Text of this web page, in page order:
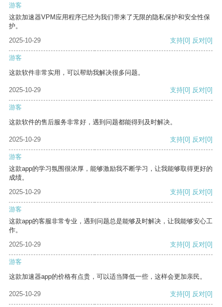
游客
这款加速器VPM应用程序已经为我们带来了无限的隐私保护和安全性保
护。
2025-10-29
支持[0] 反对[0]
游客
这款软件非常实用，可以帮助我解决很多问题。
2025-10-29 支持[0] 反对[0]
游客
这款软件的售后服务非常好，遇到问题都能得到及时解决。
2025-10-29 支持[0] 反对[0]
游客
这款app的学习氛围很浓厚，能够激励我不断学习，让我能够取得更好的
成绩。
2025-10-29
支持[0] 反对[0]
游客
这款app的客服非常专业，遇到问题总是能够及时解决，让我能够安心工
作。
2025-10-29
支持[0] 反对[0]
游客
这款加速器app的价格有点贵，可以适当降低一些，这样会更加亲民。
2025-10-29 支持[0] 反对[0]